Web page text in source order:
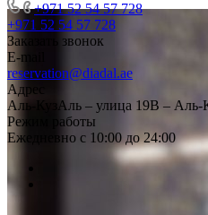
+971 52 54 57 728
+971 52 54 57 728
Заказать звонок
E-mail
reservation@diadal.ae
Адрес
Аль-КузАль – улица 19B –
Режим работы
Ежедневно с 10:00 до 24:00